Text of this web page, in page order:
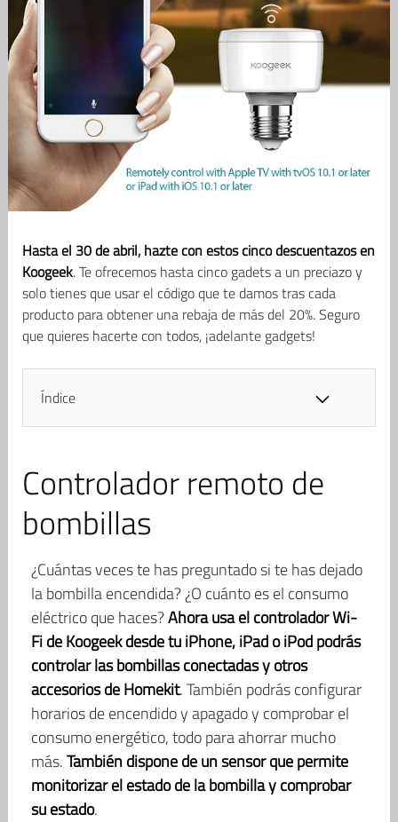
Hasta el 30 de abril, hazte con estos cinco descuentazos en
Koogeek. Te ofrecemos hasta cinco gadets a un preciazo y
solo tienes que usar el código que te damos tras cada
producto para obtener una rebaja de más del 20%. Seguro
que quieres hacerte con todos, ¡adelante gadgets!
Índice
Controlador remoto de
bombillas
¿Cuántas veces te has preguntado si te has dejado
la bombilla encendida? ¿O cuánto es el consumo
eléctrico que haces?Ahora usa el controlador Wi-
Fi de Koogeek desde tu iPhone, iPad o iPod podrás
controlar las bombillas conectadas y otros
accesorios de Homekit. También podrás configurar
horarios de encendido y apagado y comprobar el
consumo energético, todo para ahorrar mucho
más.También dispone de un sensor que permite
monitorizar el estado de la bombilla y comprobar
su estado.